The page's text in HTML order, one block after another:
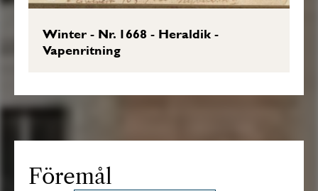
Winter - Nr. 1668 - Heraldik -
Vapenritning
Föremål